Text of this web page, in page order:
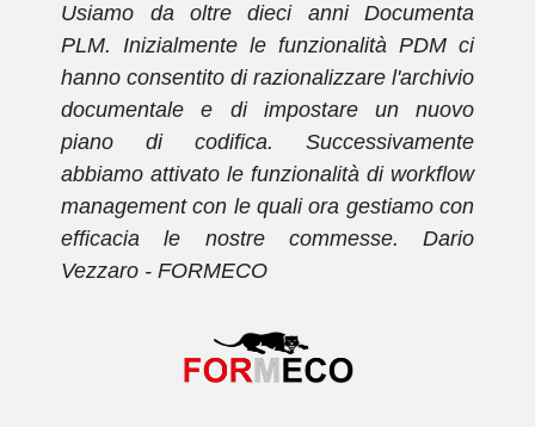
Usiamo da oltre dieci anni Documenta
PLM. Inizialmente le funzionalità PDM ci
hanno consentito di razionalizzare l'archivio
documentale e di impostare un nuovo
piano di codifica. Successivamente
abbiamo attivato le funzionalità di workflow
management con le quali ora gestiamo con
efficacia le nostre commesse. Dario
Vezzaro - FORMECO